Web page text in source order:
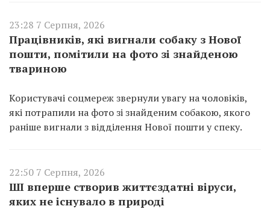
23:28 7 Серпня, 2026
Працівників, які вигнали собаку з Нової
пошти, помітили на фото зі знайденою
твариною
Користувачі соцмереж звернули увагу на чоловіків,
які потрапили на фото зі знайденим собакою, якого
раніше вигнали з відділення Нової пошти у спеку.
22:50 7 Серпня, 2026
ШІ вперше створив життєздатні віруси,
яких не існувало в природі